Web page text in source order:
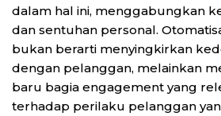
dalam hal ini, menggabungkan
dan sentuhan personal.
bukan berarti menyingkirkan
dengan pelanggan, melainkan
baru bagia engagement yang
terhadap perilaku pelanggan